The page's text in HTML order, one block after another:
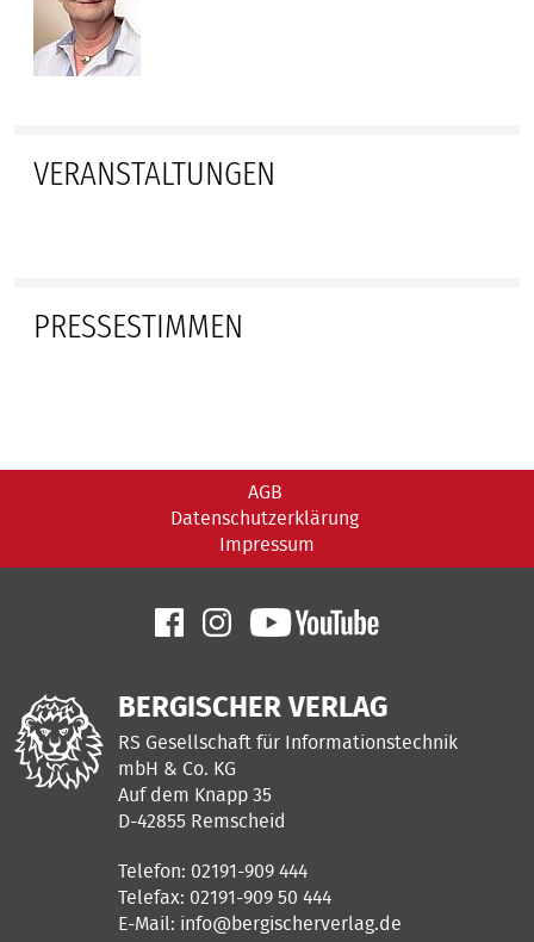
VERANSTALTUNGEN
PRESSESTIMMEN
AGB
Datenschutzerklärung
Impressum
BERGISCHER VERLAG
RS Gesellschaft für Informationstechnik
mbH & Co. KG
Auf dem Knapp 35
D-42855 Remscheid
Telefon: 02191-909 444
Telefax: 02191-909 50 444
E-Mail: info@bergischerverlag.de